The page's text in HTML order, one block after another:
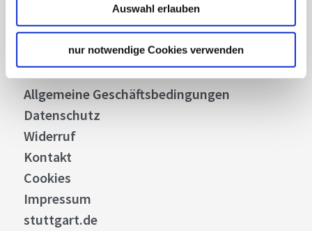
Auswahl erlauben
nur notwendige Cookies verwenden
Business
Stuttgart Convention Bureau
Bilddatenbank
Allgemeine Geschäftsbedingungen
Datenschutz
Widerruf
Kontakt
Cookies
Impressum
stuttgart.de